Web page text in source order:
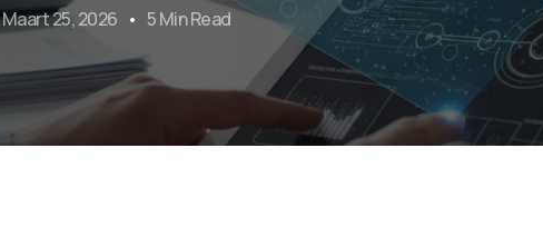
Maart 25, 2026 5 Min Read